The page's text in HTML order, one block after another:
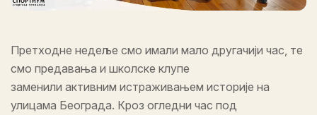
Претходне недеље смо имали мало другачији час, те
смо предавања и школске клупе
заменили активним истраживањем историје на
улицама Београда. Кроз огледни час под